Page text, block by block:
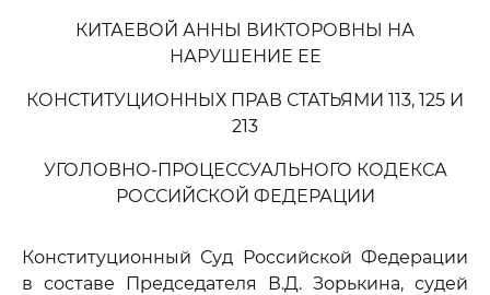
КИТАЕВОЙ АННЫ ВИКТОРОВНЫ НА
НАРУШЕНИЕ ЕЕ
КОНСТИТУЦИОННЫХ ПРАВ СТАТЬЯМИ 113, 125 И
213
УГОЛОВНО-ПРОЦЕССУАЛЬНОГО КОДЕКСА
РОССИЙСКОЙ ФЕДЕРАЦИИ
Конституционный Суд Российской Федерации
в составе Председателя В.Д. Зорькина, судей